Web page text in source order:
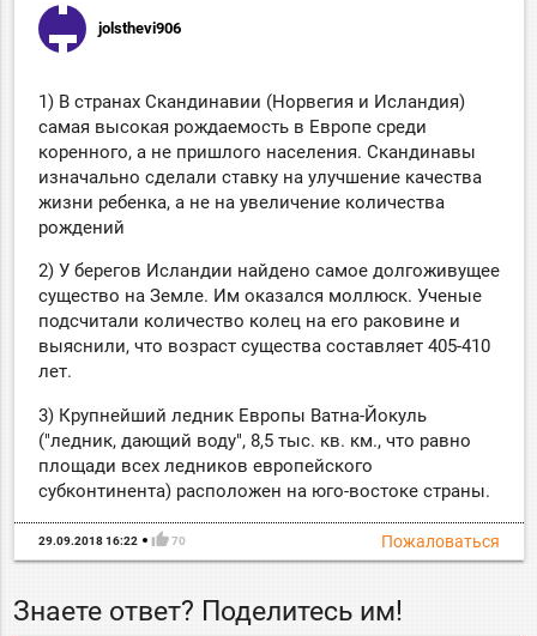
jolsthevi906
1) В странах Скандинавии (Норвегия и Исландия)
самая высокая рождаемость в Европе среди
коренного, а не пришлого населения. Скандинавы
изначально сделали ставку на улучшение качества
жизни ребенка, а не на увеличение количества
рождений
2) У берегов Исландии найдено самое долгоживущее
существо на Земле. Им оказался моллюск. Ученые
подсчитали количество колец на его раковине и
выяснили, что возраст существа составляет 405-410
лет.
3) Крупнейший ледник Европы Ватна-Йокуль
("ледник, дающий воду", 8,5 тыс. кв. км., что равно
площади всех ледников европейского
субконтинента) расположен на юго-востоке страны.
Пожаловаться
29.09.2018 16:22 thumb_up 70
Знаете ответ? Поделитесь им!